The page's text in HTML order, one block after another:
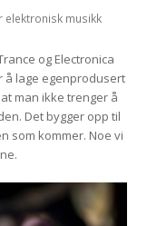
elektronisk musikk
og Electronica
å lage egenprodusert
man ikke trenger å
Det bygger opp til
som kommer. Noe vi